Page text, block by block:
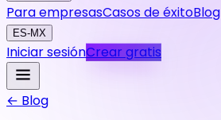
Para empresasCasos de éxitoBlog
ES-MX
Iniciar sesiónCrear gratis
← Blog